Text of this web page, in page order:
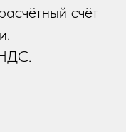
счёт